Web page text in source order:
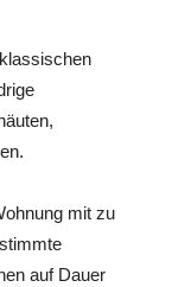
mit zu
auf Dauer